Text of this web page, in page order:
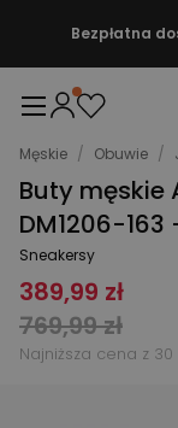
Bezpłatna
Męskie / Obuwie /
Buty męskie
DM1206-
Sneakersy
389,99 zł
769,99 zł
Najniższa cena z